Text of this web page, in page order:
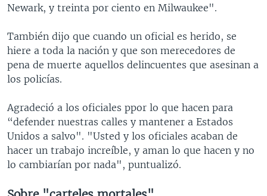
Newark, y treinta por ciento en Milwaukee".
También dijo que cuando un oficial es herido, se
hiere a toda la nación y que son merecedores de
pena de muerte aquellos delincuentes que asesinan a
los policías.
Agradeció a los oficiales ppor lo que hacen para
“defender nuestras calles y mantener a Estados
Unidos a salvo". "Usted y los oficiales acaban de
hacer un trabajo increíble, y aman lo que hacen y no
lo cambiarían por nada", puntualizó.